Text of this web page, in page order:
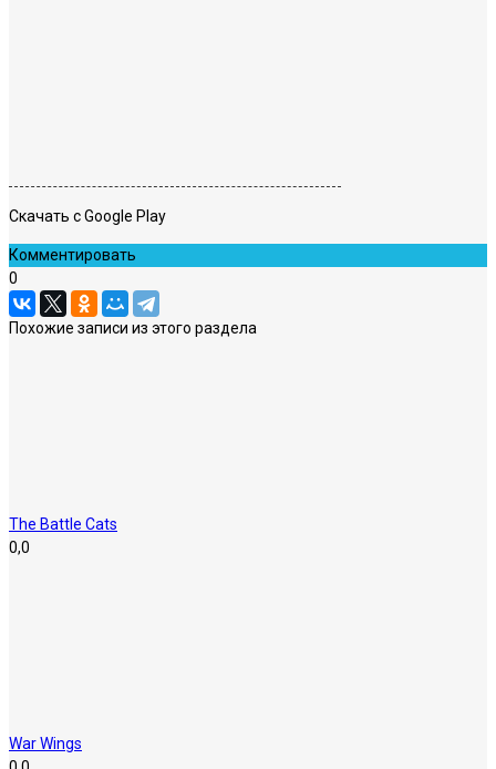
Скачать с Google Play
Комментировать
0
Похожие записи из этого раздела
The Battle Cats
0,0
War Wings